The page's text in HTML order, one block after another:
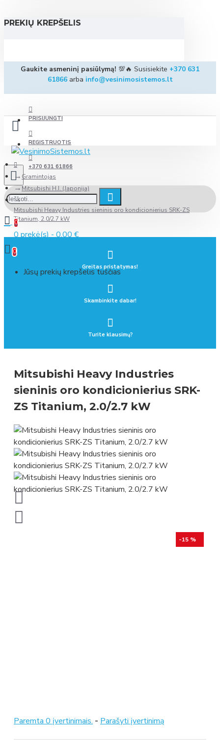
PREKIŲ KREPŠELIS
Gaukite asmeninį pasiūlymą! 💯🔥 Susisiekite +370 631
61866arba info@vesinimosistemos.lt
PRISIJUNGTI
REGISTRUOTIS
+370 631 61866
0
0 prekė(s) - 0.00 €
0
Jūsų prekių krepšelis tuščias
Gramintojas
Mitsubishi H.I. (Japonija)
Mitsubishi Heavy Industries sieninis oro kondicionierius SRK-ZS
Titanium, 2.0/2.7 kW
Greitas pristatymas!
Skambinkite dabar!
Turite klausimų?
Mitsubishi Heavy Industries
sieninis oro kondicionierius SRK-
ZS Titanium, 2.0/2.7 kW
-15 %
Paremta 0 įvertinimais. - Parašyti įvertinimą